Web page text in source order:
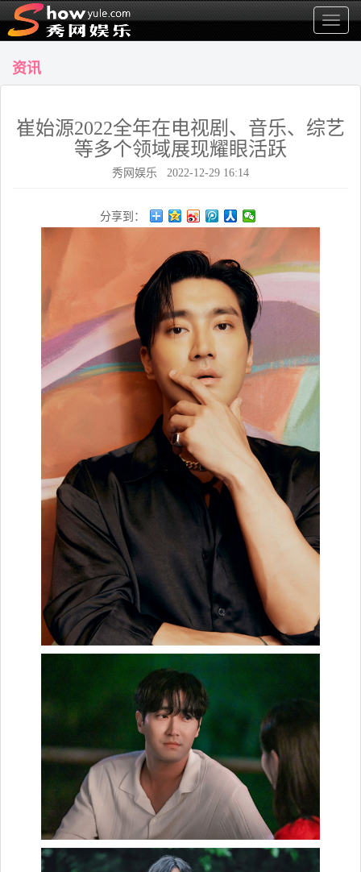
显
示
资讯
崔始源2022全年在电视剧、音乐、综艺
等多个领域展现耀眼活跃
秀网娱乐 2022-12-29 16:14
分享到：